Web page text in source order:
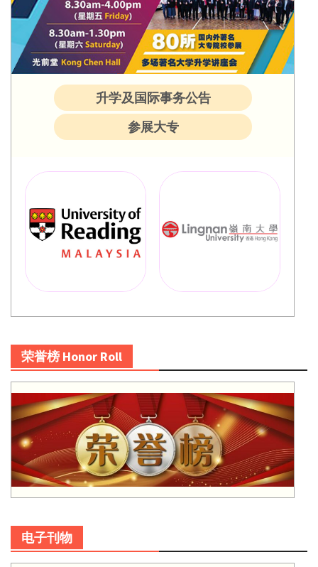
升学及国际事务公告
参展大专
荣誉榜 Honor Roll
电子刊物